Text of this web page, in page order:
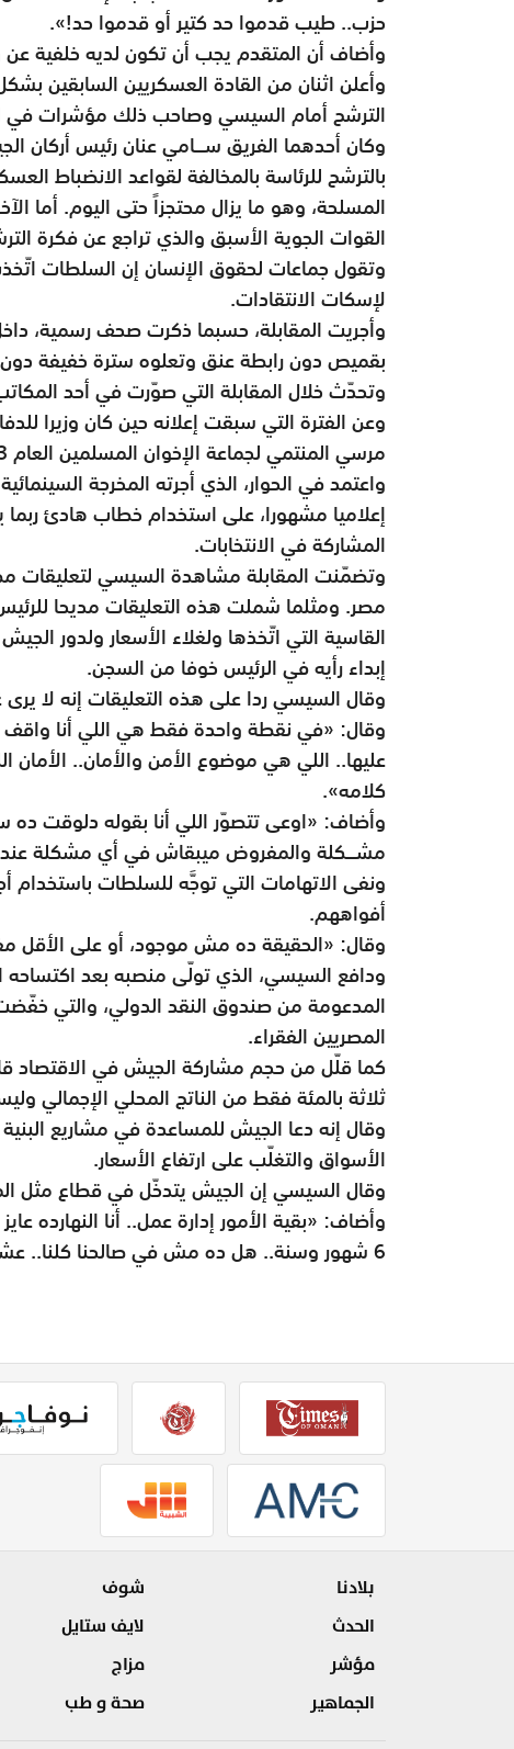
حزب.. طيب قدموا حد كتير أو قدموا حد!».
وأضاف أن المتقدم يجب أن تكون لديه خلفية عن
وأعلن اثنان من القادة العسكريين السابقين
الترشح أمام السيسي وصاحب ذلك مؤشرات في
وكان أحدهما الفريق ســـامي عنان رئيس أركان
بالترشح للرئاسة بالمخالفة لقواعد الانضباط
المسلحة، وهو ما يزال محتجزاً حتى اليوم. أما
القوات الجوية الأسبق والذي تراجع عن فكرة
وتقول جماعات لحقوق الإنسان إن السلطات
لإسكات الانتقادات.
وأجريت المقابلة، حسبما ذكرت صحف رسمية،
بقميص دون رابطة عنق وتعلوه سترة خفيفة
وتحدّث خلال المقابلة التي صوّرت في أحد
وعن الفترة التي سبقت إعلانه حين كان وزيرا
مرسي المنتمي لجماعة الإخوان المسلمين العام 2013 إثر احتجاجات حاشدة على حكمه.
واعتمد في الحوار، الذي أجرته المخرجة
إعلاميا مشهورا، على استخدام خطاب هادئ
المشاركة في الانتخابات.
وتضمّنت المقابلة مشاهدة السيسي
مصر. ومثلما شملت هذه التعليقات مديحا
القاسية التي اتّخذها ولغلاء الأسعار ولدور
إبداء رأيه في الرئيس خوفا من السجن.
وقال السيسي ردا على هذه التعليقات إنه لا
وقال: «في نقطة واحدة فقط هي اللي أنا واقف
عليها.. اللي هي موضوع الأمن والأمان..
كلامه».
وأضاف: «اوعى تتصوّر اللي أنا بقوله دلوقت
مشـــكلة والمفروض ميبقاش في أي مشكلة
ونفى الاتهامات التي توجَّه للسلطات باستخدام
أفواههم.
وقال: «الحقيقة ده مش موجود، أو على الأقل
المدعومة من صندوق النقد الدولي، والتي
المصريين الفقراء.
كما قلّل من حجم مشاركة الجيش في الاقتصاد
ثلاثة بالمئة فقط من الناتج المحلي الإجمالي وليس 50 في المئة كما يردد
وقال إنه دعا الجيش للمساعدة في مشاريع
الأسواق والتغلّب على ارتفاع الأسعار.
وقال السيسي إن الجيش يتدخّل في قطاع مثل
6 شهور وسنة.. هل ده مش في صالحنا كلنا.. عشان نغيّر شكل مصر؟».
بلادنا
الحدث
مؤشر
الجماهير
شوف
لايف ستايل
مزاج
صحة و طب